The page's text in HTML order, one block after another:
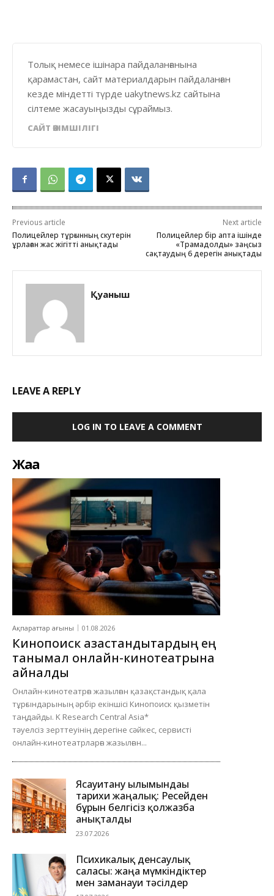
Толық немесе ішінара пайдаланғанына
қарамастан, сайт материалдарын пайдаланған
кезде міндетті түрде uakytnews.kz сайтына
сілтеме жасауыңызды сұраймыз.
САЙТ ӘКІМШІЛІГІ
Previous article
Полицейлер тұрғынның скутерін
ұрлаған жас жігітті анықтады
Next article
Полицейлер бір апта ішінде
«Трамадолды» заңсыз
сақтаудың 6 дерегін анықтады
Қуаныш
LEAVE A REPLY
LOG IN TO LEAVE A COMMENT
Жаңа
Ақпараттар ағыны 01.08.2026
Кинопоиск қазақстандықтардың ең
танымал онлайн-кинотеатрына
айналды
Онлайн-кинотеатрға жазылған қазақстандық қала
тұрғындарының әрбір екіншісі Кинопоиск қызметін
таңдайды. K Research Central Asia*
тәуелсіз зерттеуінің дерегіне сәйкес, сервисті
онлайн-кинотеатрларға жазылған...
Ясауитану ғылымындағы
тарихи жаңалық: Ресейден
бұрын белгісіз қолжазба
анықталды
23.07.2026
Психикалық денсаулық
саласы: жаңа мүмкіндіктер
мен заманауи тәсілдер